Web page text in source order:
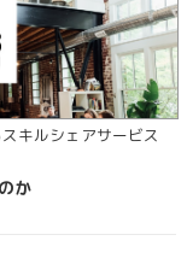
キルシェアサービス
か